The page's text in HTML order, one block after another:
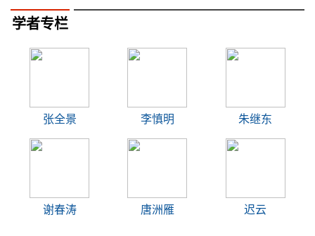
学者专栏
张全景 李慎明 朱继东
谢春涛 唐洲雁 迟云